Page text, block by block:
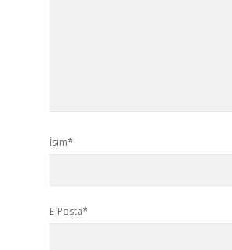
İsim*
E-Posta*